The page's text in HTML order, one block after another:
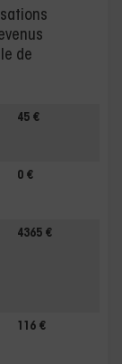
de
45 €
0 €
4365 €
116 €